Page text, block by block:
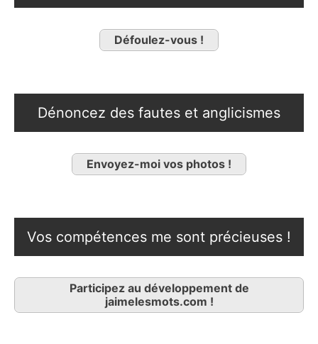
Défoulez-vous !
Dénoncez des fautes et anglicismes
Envoyez-moi vos photos !
Vos compétences me sont précieuses !
Participez au développement de
jaimelesmots.com !